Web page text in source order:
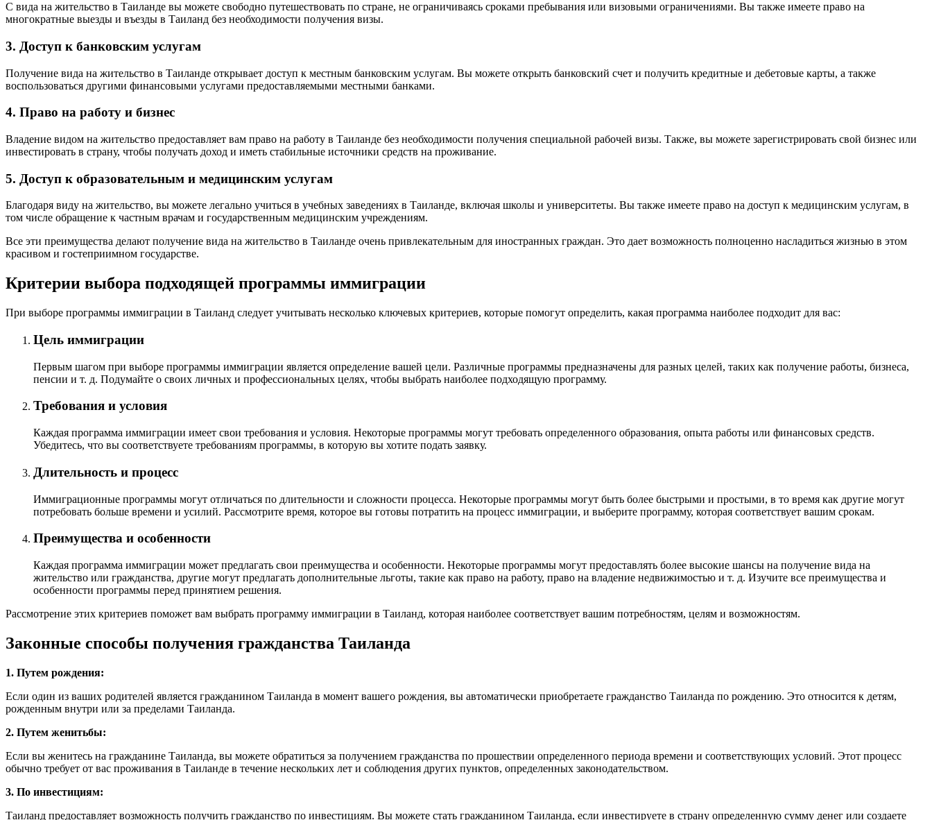
С вида на жительство в Таиланде вы можете свободно путешествовать по стране, не ограничиваясь сроками пребывания или визовыми ограничениями. Вы также имеете право на
многократные выезды и въезды в Таиланд без необходимости получения визы.
3. Доступ к банковским услугам
Получение вида на жительство в Таиланде открывает доступ к местным банковским услугам. Вы можете открыть банковский счет и получить кредитные и дебетовые карты, а также
воспользоваться другими финансовыми услугами предоставляемыми местными банками.
4. Право на работу и бизнес
Владение видом на жительство предоставляет вам право на работу в Таиланде без необходимости получения специальной рабочей визы. Также, вы можете зарегистрировать свой бизнес или
инвестировать в страну, чтобы получать доход и иметь стабильные источники средств на проживание.
5. Доступ к образовательным и медицинским услугам
Благодаря виду на жительство, вы можете легально учиться в учебных заведениях в Таиланде, включая школы и университеты. Вы также имеете право на доступ к медицинским услугам, в
том числе обращение к частным врачам и государственным медицинским учреждениям.
Все эти преимущества делают получение вида на жительство в Таиланде очень привлекательным для иностранных граждан. Это дает возможность полноценно насладиться жизнью в этом
красивом и гостеприимном государстве.
Критерии выбора подходящей программы иммиграции
При выборе программы иммиграции в Таиланд следует учитывать несколько ключевых критериев, которые помогут определить, какая программа наиболее подходит для вас:
Цель иммиграции
Первым шагом при выборе программы иммиграции является определение вашей цели. Различные программы предназначены для разных целей, таких как получение работы, бизнеса,
пенсии и т. д. Подумайте о своих личных и профессиональных целях, чтобы выбрать наиболее подходящую программу.
Требования и условия
Каждая программа иммиграции имеет свои требования и условия. Некоторые программы могут требовать определенного образования, опыта работы или финансовых средств.
Убедитесь, что вы соответствуете требованиям программы, в которую вы хотите подать заявку.
Длительность и процесс
Иммиграционные программы могут отличаться по длительности и сложности процесса. Некоторые программы могут быть более быстрыми и простыми, в то время как другие могут
потребовать больше времени и усилий. Рассмотрите время, которое вы готовы потратить на процесс иммиграции, и выберите программу, которая соответствует вашим срокам.
Преимущества и особенности
Каждая программа иммиграции может предлагать свои преимущества и особенности. Некоторые программы могут предоставлять более высокие шансы на получение вида на
жительство или гражданства, другие могут предлагать дополнительные льготы, такие как право на работу, право на владение недвижимостью и т. д. Изучите все преимущества и
особенности программы перед принятием решения.
Рассмотрение этих критериев поможет вам выбрать программу иммиграции в Таиланд, которая наиболее соответствует вашим потребностям, целям и возможностям.
Законные способы получения гражданства Таиланда
1. Путем рождения:
Если один из ваших родителей является гражданином Таиланда в момент вашего рождения, вы автоматически приобретаете гражданство Таиланда по рождению. Это относится к детям,
рожденным внутри или за пределами Таиланда.
2. Путем женитьбы:
Если вы женитесь на гражданине Таиланда, вы можете обратиться за получением гражданства по прошествии определенного периода времени и соответствующих условий. Этот процесс
обычно требует от вас проживания в Таиланде в течение нескольких лет и соблюдения других пунктов, определенных законодательством.
3. По инвестициям:
Таиланд предоставляет возможность получить гражданство по инвестициям. Вы можете стать гражданином Таиланда, если инвестируете в страну определенную сумму денег или создаете